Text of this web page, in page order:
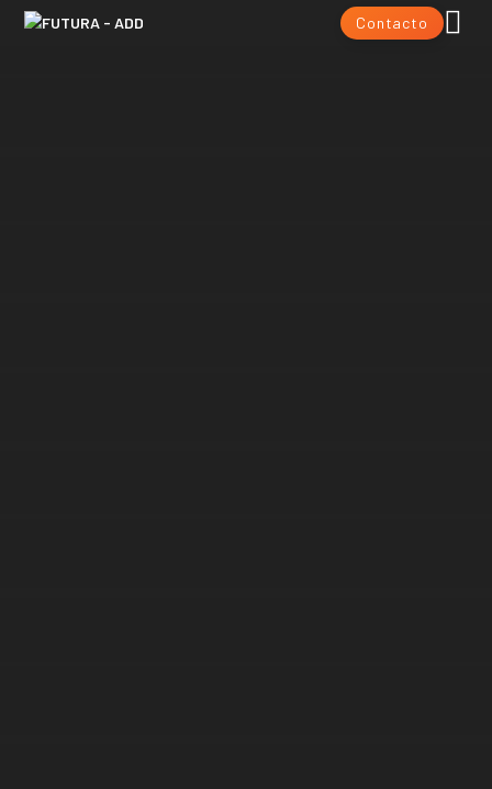
Contacto